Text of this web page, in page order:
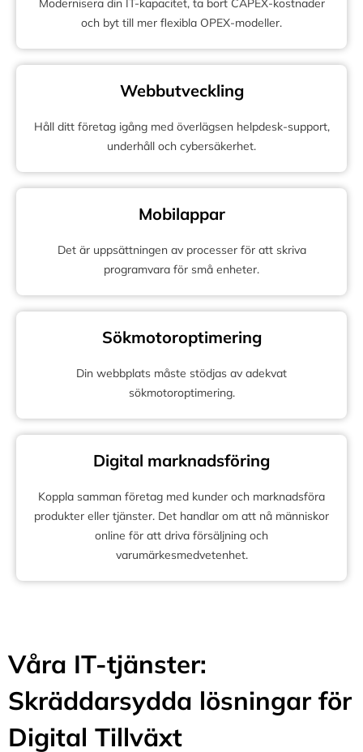
och byt till mer flexibla OPEX-modeller.
Webbutveckling
Håll ditt företag igång med överlägsen helpdesk-support,
underhåll och cybersäkerhet.
Mobilappar
Det är uppsättningen av processer för att skriva
programvara för små enheter.
Sökmotoroptimering
Din webbplats måste stödjas av adekvat
sökmotoroptimering.
Digital marknadsföring
Koppla samman företag med kunder och marknadsföra
produkter eller tjänster. Det handlar om att nå människor
online för att driva försäljning och
varumärkesmedvetenhet.
Våra IT-tjänster:
Skräddarsydda lösningar för
Digital Tillväxt